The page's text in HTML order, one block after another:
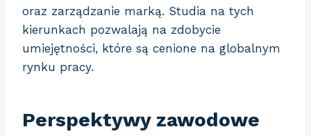
oraz zarządzanie marką. Studia na tych
kierunkach pozwalają na zdobycie
umiejętności, które są cenione na globalnym
rynku pracy.
Perspektywy zawodowe